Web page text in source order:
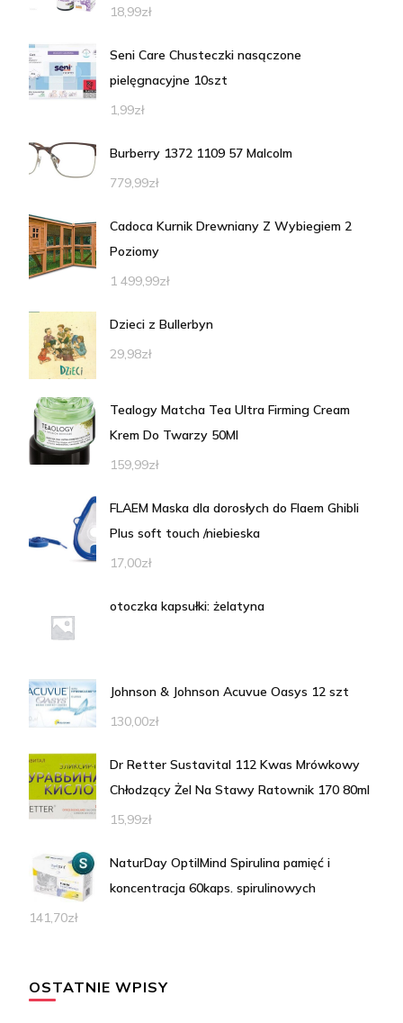
18,99zł
Seni Care Chusteczki nasączone
pielęgnacyjne 10szt
1,99zł
Burberry 1372 1109 57 Malcolm
779,99zł
Cadoca Kurnik Drewniany Z Wybiegiem 2
Poziomy
1 499,99zł
Dzieci z Bullerbyn
29,98zł
Tealogy Matcha Tea Ultra Firming Cream
Krem Do Twarzy 50Ml
159,99zł
FLAEM Maska dla dorosłych do Flaem Ghibli
Plus soft touch /niebieska
17,00zł
otoczka kapsułki: żelatyna
Johnson & Johnson Acuvue Oasys 12 szt
130,00zł
Dr Retter Sustavital 112 Kwas Mrówkowy
Chłodzący Żel Na Stawy Ratownik 170 80ml
15,99zł
NaturDay OptiIMind Spirulina pamięć i
koncentracja 60kaps. spirulinowych
141,70zł
OSTATNIE WPISY